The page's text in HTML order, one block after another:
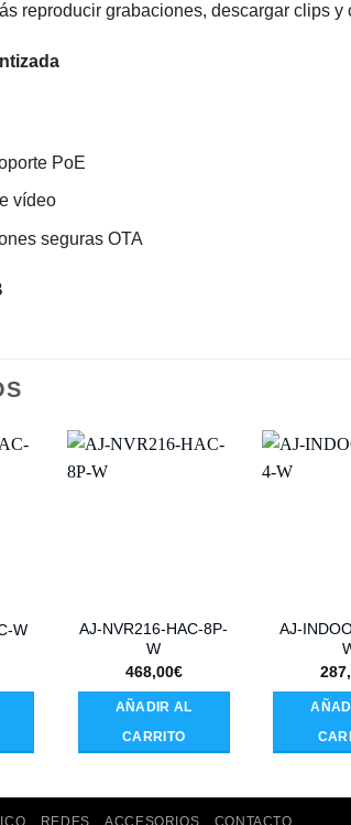
reproducir grabaciones, descargar clips
PoE
vídeo
seguras OTA
W
AJ-NVR216-HAC-8P-
W
468,00€
AÑADIR AL
CARRITO
AJ-
REDES ACCESORIOS CONTACTO